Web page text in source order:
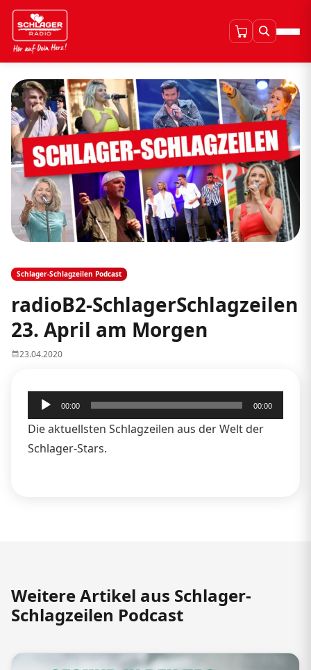
Schlager-Schlagzeilen Podcast
radioB2-SchlagerSchlagzeilen
23. April am Morgen
23.04.2020
Audio-
Player
00:00 00:00
Die aktuellsten Schlagzeilen aus der Welt der
Schlager-Stars.
Weitere Artikel aus Schlager-
Schlagzeilen Podcast